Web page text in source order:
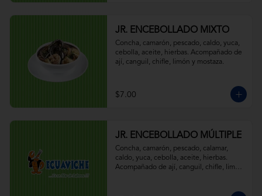
JR. ENCEBOLLADO MIXTO
Concha, camarón, pescado, caldo, yuca,
cebolla, aceite, hierbas. Acompañado de
ají, canguil, chifle, limón y mostaza.
$7.00
JR. ENCEBOLLADO MÚLTIPLE
Concha, camarón, pescado, calamar,
caldo, yuca, cebolla, aceite, hierbas.
Acompañado de ají, canguil, chifle, limón